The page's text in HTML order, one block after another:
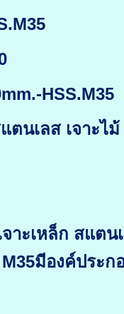
HSS.M35
ตนเลส เจาะไม้
าะเหล็ก สแตน
มีองค์ประ